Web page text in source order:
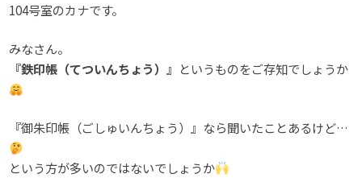
104号室のカナです。
みなさん。
『鉄印帳（てついんちょう）』 というものをご存知でしょうか
『御朱印帳（ごしゅいんちょう）』なら聞いたことあるけど…
という方が多いのではないでしょうか